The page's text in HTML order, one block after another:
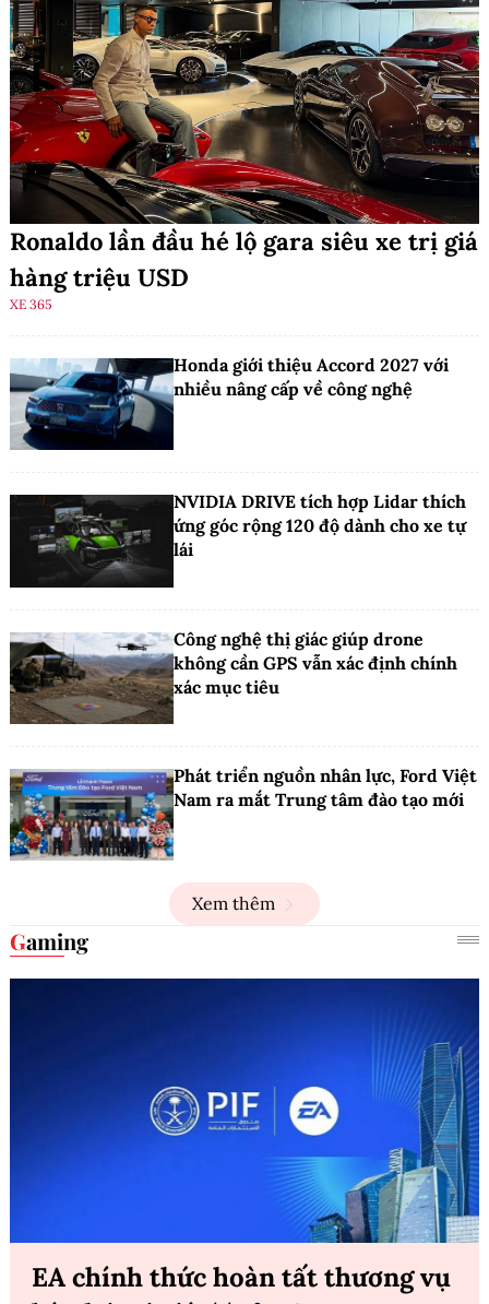
Ronaldo lần đầu hé lộ gara siêu xe trị giá
hàng triệu USD
XE 365
Honda giới thiệu Accord 2027 với
nhiều nâng cấp về công nghệ
NVIDIA DRIVE tích hợp Lidar thích
ứng góc rộng 120 độ dành cho xe tự
lái
Công nghệ thị giác giúp drone
không cần GPS vẫn xác định chính
xác mục tiêu
Phát triển nguồn nhân lực, Ford Việt
Nam ra mắt Trung tâm đào tạo mới
Xem thêm
Gaming
EA chính thức hoàn tất thương vụ